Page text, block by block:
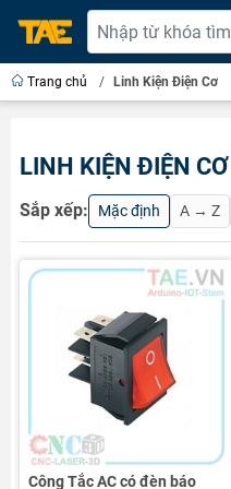
Trang chủ / Linh Kiện Điện Cơ
LINH KIỆN ĐIỆN CƠ
Sắp xếp: Mặc định A → Z
Công Tắc AC có đèn báo